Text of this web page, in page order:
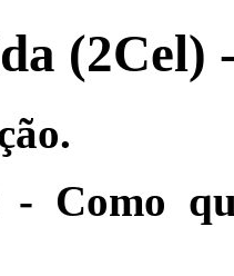
(2Cel)
Como